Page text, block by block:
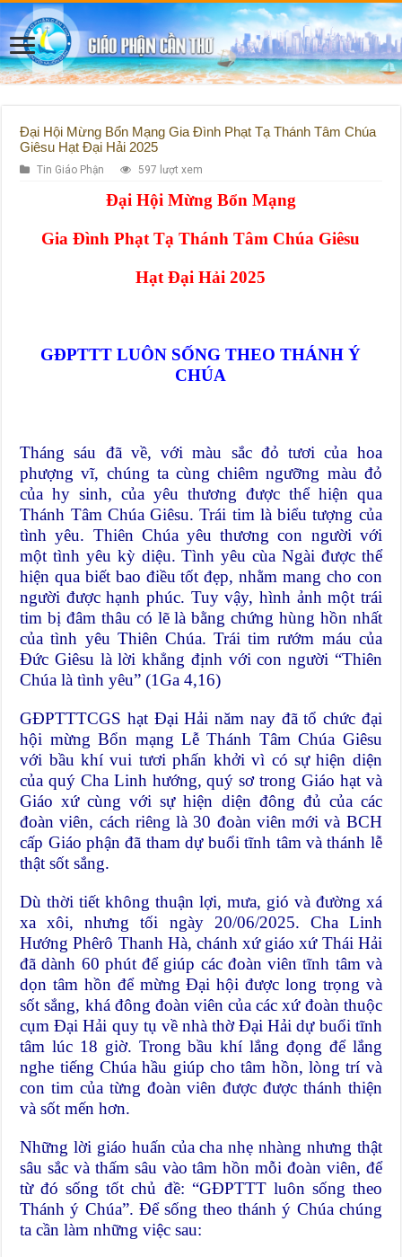
Đại Hội Mừng Bổn Mạng Gia Đình Phạt Tạ Thánh Tâm Chúa
Giêsu Hạt Đại Hải 2025
Tin Giáo Phận 597 lượt xem
Đại Hội Mừng Bổn Mạng
Gia Đình Phạt Tạ Thánh Tâm Chúa Giêsu
Hạt Đại Hải 2025
GĐPTTT LUÔN SỐNG THEO THÁNH Ý
CHÚA
Tháng sáu đã về, với màu sắc đỏ tươi của hoa
phượng vĩ, chúng ta cùng chiêm ngưỡng màu đỏ
của hy sinh, của yêu thương được thể hiện qua
Thánh Tâm Chúa Giêsu. Trái tim là biểu tượng của
tình yêu. Thiên Chúa yêu thương con người với
một tình yêu kỳ diệu. Tình yêu cùa Ngài được thể
hiện qua biết bao điều tốt đẹp, nhằm mang cho con
người được hạnh phúc. Tuy vậy, hình ảnh một trái
tim bị đâm thâu có lẽ là bằng chứng hùng hồn nhất
của tình yêu Thiên Chúa. Trái tim rướm máu của
Đức Giêsu là lời khẳng định với con người “Thiên
Chúa là tình yêu” (1Ga 4,16)
GĐPTTTCGS hạt Đại Hải năm nay đã tổ chức đại
hội mừng Bổn mạng Lễ Thánh Tâm Chúa Giêsu
với bầu khí vui tươi phấn khởi vì có sự hiện diện
của quý Cha Linh hướng, quý sơ trong Giáo hạt và
Giáo xứ cùng với sự hiện diện đông đủ của các
đoàn viên, cách riêng là 30 đoàn viên mới và BCH
cấp Giáo phận đã tham dự buổi tĩnh tâm và thánh lễ
thật sốt sắng.
Dù thời tiết không thuận lợi, mưa, gió và đường xá
xa xôi, nhưng tối ngày 20/06/2025. Cha Linh
Hướng Phêrô Thanh Hà, chánh xứ giáo xứ Thái Hải
đã dành 60 phút để giúp các đoàn viên tĩnh tâm và
dọn tâm hồn để mừng Đại hội được long trọng và
sốt sắng, khá đông đoàn viên của các xứ đoàn thuộc
cụm Đại Hải quy tụ về nhà thờ Đại Hải dự buổi tĩnh
tâm lúc 18 giờ. Trong bầu khí lắng đọng để lắng
nghe tiếng Chúa hầu giúp cho tâm hồn, lòng trí và
con tim của từng đoàn viên được được thánh thiện
và sốt mến hơn.
Những lời giáo huấn của cha nhẹ nhàng nhưng thật
sâu sắc và thấm sâu vào tâm hồn mỗi đoàn viên, để
từ đó sống tốt chủ đề: “GĐPTTT luôn sống theo
Thánh ý Chúa”. Để sống theo thánh ý Chúa chúng
ta cần làm những việc sau: